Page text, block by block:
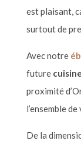
est plaisant,
surtout de
Avec notre éb
future
proximitéd’
l’ensemble de
De la